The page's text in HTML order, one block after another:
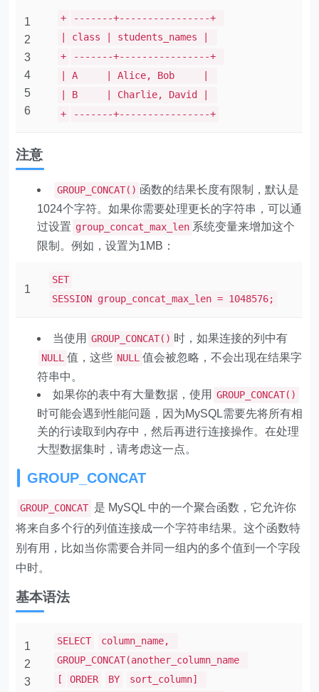
1
2
3
4
5
6
+
-------+----------------+
| class | students_names |
+
-------+----------------+
| A | Alice, Bob |
| B | Charlie, David |
+
-------+----------------+
注意
GROUP_CONCAT() 函数的结果长度有限制，默认是
1024个字符。如果你需要处理更长的字符串，可以通
过设置 group_concat_max_len 系统变量来增加这个
限制。例如，设置为1MB：
1
SET
SESSION group_concat_max_len = 1048576;
当使用 GROUP_CONCAT() 时，如果连接的列中有
NULL 值，这些 NULL 值会被忽略，不会出现在结果字
符串中。
如果你的表中有大量数据，使用 GROUP_CONCAT()
时可能会遇到性能问题，因为MySQL需要先将所有相
关的行读取到内存中，然后再进行连接操作。在处理
大型数据集时，请考虑这一点。
GROUP_CONCAT
GROUP_CONCAT 是 MySQL 中的一个聚合函数，它允许你
将来自多个行的列值连接成一个字符串结果。这个函数特
别有用，比如当你需要合并同一组内的多个值到一个字段
中时。
基本语法
1
2
3
SELECT
column_name,
GROUP_CONCAT(another_column_name
[
ORDER BY
sort_column]